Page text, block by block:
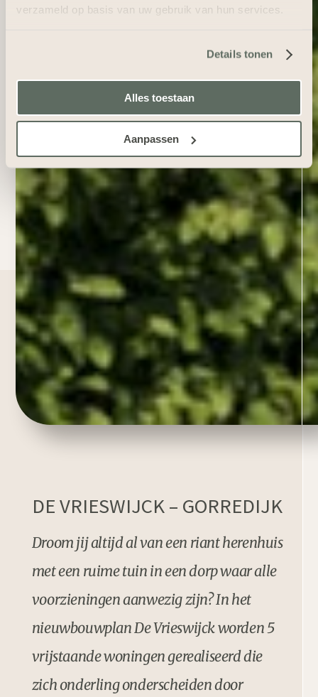
verzameld op basis van uw gebruik van hun services.
Details tonen
Alles toestaan
Aanpassen
DE VRIESWIJCK – GORREDIJK
Droom jij altijd al van een riant herenhuis
met een ruime tuin in een dorp waar alle
voorzieningen aanwezig zijn? In het
nieuwbouwplan De Vrieswijck worden 5
vrijstaande woningen gerealiseerd die
zich onderling onderscheiden door